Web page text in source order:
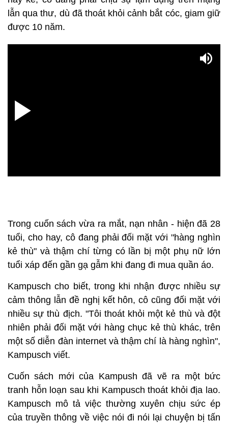
lẫn qua thư, dù đã thoát khỏi cảnh bắt cóc, giam giữ
được 10 năm.
Trong cuốn sách vừa ra mắt, nạn nhân - hiện đã 28
tuổi, cho hay, cô đang phải đối mặt với "hàng nghìn
kẻ thù" và thậm chí từng có lần bị một phụ nữ lớn
tuổi xáp đến gần gạ gẫm khi đang đi mua quần áo.
Kampusch cho biết, trong khi nhận được nhiều sự
cảm thông lẫn đề nghị kết hôn, cô cũng đối mặt với
nhiều sự thù địch. "Tôi thoát khỏi một kẻ thù và đột
nhiên phải đối mặt với hàng chục kẻ thù khác, trên
một số diễn đàn internet và thậm chí là hàng nghìn",
Kampusch viết.
Cuốn sách mới của Kampush đã vẽ ra một bức
tranh hỗn loạn sau khi Kampusch thoát khỏi địa lao.
Kampusch mô tả việc thường xuyên chịu sức ép
của truyền thông về việc nói đi nói lại chuyện bị tấn